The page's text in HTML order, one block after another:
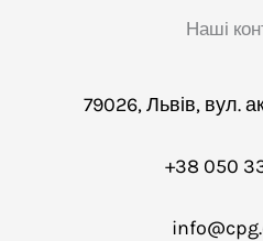
Наші
79026, Львів, вул.
+38 050